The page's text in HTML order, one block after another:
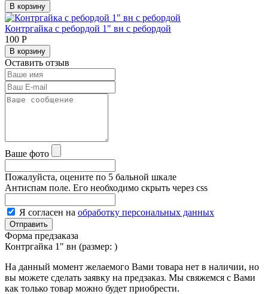
В корзину
Контргайка с ребордой 1" вн с ребордой
100 Р
В корзину
Оставить отзыв
Ваше фото
Пожалуйста, оцените по 5 бальной шкале
Антиспам поле. Его необходимо скрыть через css
Я согласен на обработку персональных данных
Форма предзаказа
Контргайка 1" вн (размер: )
На данный момент желаемого Вами товара нет в наличии, но
вы можете сделать заявку на предзаказ. Мы свяжемся с Вами
как только товар можно будет приобрести.